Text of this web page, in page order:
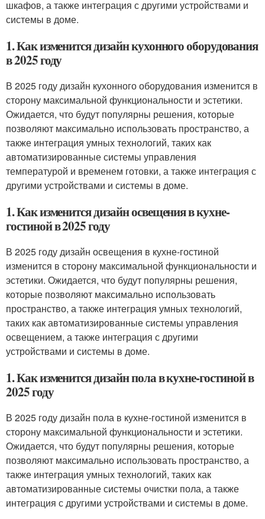
шкафов, а также интеграция с другими устройствами и
системы в доме.
1. Как изменится дизайн кухонного оборудования
в 2025 году
В 2025 году дизайн кухонного оборудования изменится в
сторону максимальной функциональности и эстетики.
Ожидается, что будут популярны решения, которые
позволяют максимально использовать пространство, а
также интеграция умных технологий, таких как
автоматизированные системы управления
температурой и временем готовки, а также интеграция с
другими устройствами и системы в доме.
1. Как изменится дизайн освещения в кухне-
гостиной в 2025 году
В 2025 году дизайн освещения в кухне-гостиной
изменится в сторону максимальной функциональности и
эстетики. Ожидается, что будут популярны решения,
которые позволяют максимально использовать
пространство, а также интеграция умных технологий,
таких как автоматизированные системы управления
освещением, а также интеграция с другими
устройствами и системы в доме.
1. Как изменится дизайн пола в кухне-гостиной в
2025 году
В 2025 году дизайн пола в кухне-гостиной изменится в
сторону максимальной функциональности и эстетики.
Ожидается, что будут популярны решения, которые
позволяют максимально использовать пространство, а
также интеграция умных технологий, таких как
автоматизированные системы очистки пола, а также
интеграция с другими устройствами и системы в доме.